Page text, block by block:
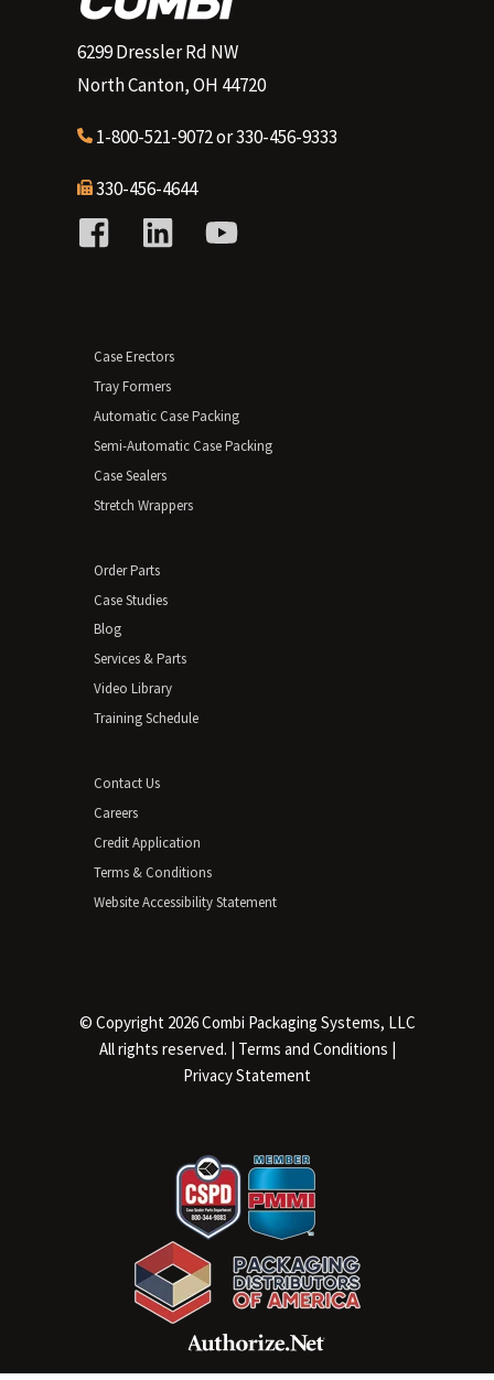
6299 Dressler Rd NW
North Canton, OH 44720
1-800-521-9072or330-456-9333
330-456-4644
Case Erectors
Tray Formers
Automatic Case Packing
Semi-Automatic Case Packing
Case Sealers
Stretch Wrappers
Order Parts
Case Studies
Blog
Services & Parts
Video Library
Training Schedule
Contact Us
Careers
Credit Application
Terms & Conditions
Website Accessibility Statement
© Copyright 2026 Combi Packaging Systems, LLC
All rights reserved. | Terms and Conditions
Privacy Statement